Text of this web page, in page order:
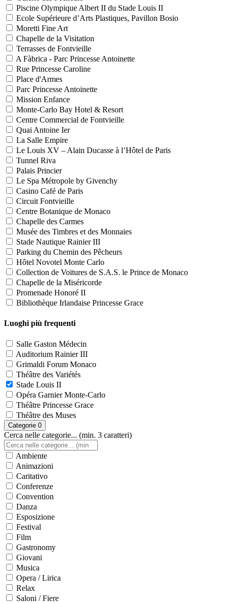
Piscine Olympique Albert II du Stade Louis II
Ecole Supérieure d’Arts Plastiques, Pavillon Bosio
Moretti Fine Art
Chapelle de la Visitation
Terrasses de Fontvieille
A Fàbrica - Parc Princesse Antoinette
Rue Princesse Caroline
Place d'Armes
Parc Princesse Antoinette
Mission Enfance
Monte-Carlo Bay Hotel & Resort
Centre Commercial de Fontvieille
Quai Antoine Ier
La Salle Empire
Le Louis XV – Alain Ducasse à l’Hôtel de Paris
Tunnel Riva
Palais Princier
Le Spa Métropole by Givenchy
Casino Café de Paris
Circuit Fontvieille
Centre Botanique de Monaco
Chapelle des Carmes
Musée des Timbres et des Monnaies
Stade Nautique Rainier III
Parking du Chemin des Pêcheurs
Hôtel Novotel Monte Carlo
Collection de Voitures de S.A.S. le Prince de Monaco
Chapelle de la Miséricorde
Promenade Honoré II
Bibliothèque Irlandaise Princesse Grace
Luoghi più frequenti
Salle Gaston Médecin
Auditorium Rainier III
Grimaldi Forum Monaco
Théâtre des Variétés
Stade Louis II
Opéra Garnier Monte-Carlo
Théâtre Princesse Grace
Théâtre des Muses
Categorie 0
Cerca nelle categorie... (min. 3 caratteri)
Ambiente
Animazioni
Caritativo
Conferenze
Convention
Danza
Esposizione
Festival
Film
Gastronomy
Giovani
Musica
Opera / Lirica
Relax
Saloni / Fiere